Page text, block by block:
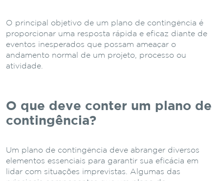
O principal objetivo de um plano de contingência é
proporcionar uma resposta rápida e eficaz diante de
eventos inesperados que possam ameaçar o
andamento normal de um projeto, processo ou
atividade.
O que deve conter um plano de
contingência?
Um plano de contingência deve abranger diversos
elementos essenciais para garantir sua eficácia em
lidar com situações imprevistas. Algumas das